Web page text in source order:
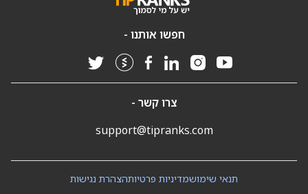
חפשו אותנו -
צרו קשר -
support@tipranks.com
הצהרת נגישותמדיניות פרטיותתנאי שימוש